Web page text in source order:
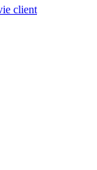
client